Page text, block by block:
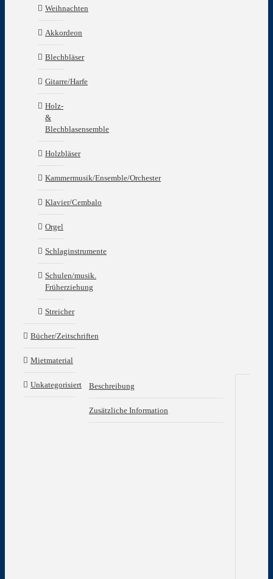
Beschreibung
Zusätzliche Information
Weihnachten
Akkordeon
Blechbläser
Gitarre/Harfe
Holz-
&
Blechblasensemble
Holzbläser
Kammermusik/Ensemble/Orchester
Klavier/Cembalo
Orgel
Schlaginstrumente
Schulen/musik.
Früherziehung
Streicher
Bücher/Zeitschriften
Mietmaterial
Unkategorisiert